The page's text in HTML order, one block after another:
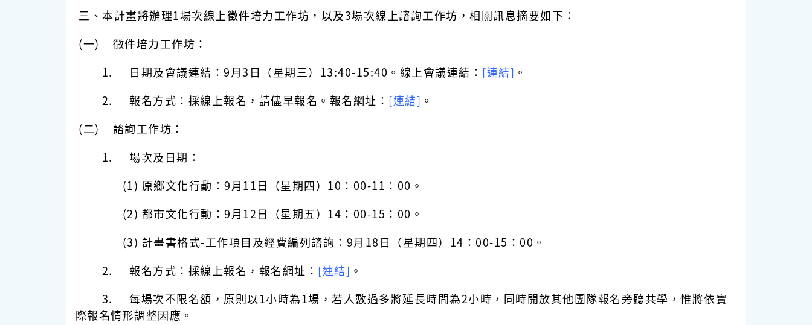
三、本計畫將辦理1場次線上徵件培力工作坊，以及3場次線上諮詢工作坊，相關訊息摘要如下：
(一) 徵件培力工作坊：
1. 日期及會議連結：9月3日（星期三）13:40-15:40。線上會議連結： [連結] 。
2. 報名方式：採線上報名，請儘早報名。報名網址： [連結] 。
(二) 諮詢工作坊：
1. 場次及日期：
(1) 原鄉文化行動：9月11日（星期四）10：00-11：00。
(2) 都市文化行動：9月12日（星期五）14：00-15：00。
(3) 計畫書格式-工作項目及經費編列諮詢：9月18日（星期四）14：00-15：00。
2. 報名方式：採線上報名，報名網址： [連結] 。
3. 每場次不限名額，原則以1小時為1場，若人數過多將延長時間為2小時，同時開放其他團隊報名旁聽共學，惟將依實
際報名情形調整因應。